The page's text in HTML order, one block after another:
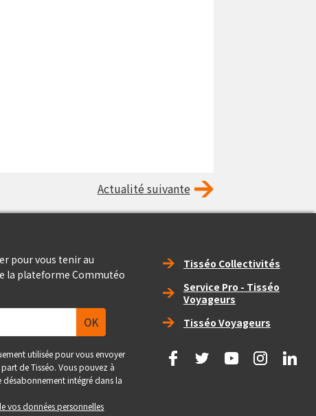
Actualité suivante
pour vous tenir au
la plateforme Commutéo
utilisée pour vous envoyer
de Tisséo. Vous pouvez à
intégré dans la
vos données personnelles
Right_footer
Tisséo Collectivités
Service Pro - Tisséo
Voyageurs
Tisséo Voyageurs
social